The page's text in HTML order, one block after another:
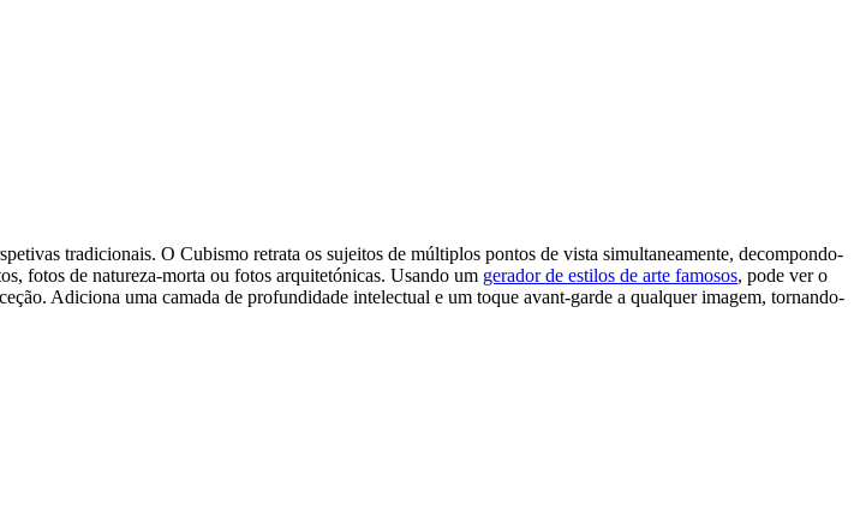
tradicionais. O Cubismo retrata os sujeitos de múltiplos pontos de vista simultaneamente, decompondo-
fotos de natureza-morta ou fotos arquitetónicas. Usando um gerador de estilos de arte famosos, pode ver o
Adiciona uma camada de profundidade intelectual e um toque avant-garde a qualquer imagem, tornando-